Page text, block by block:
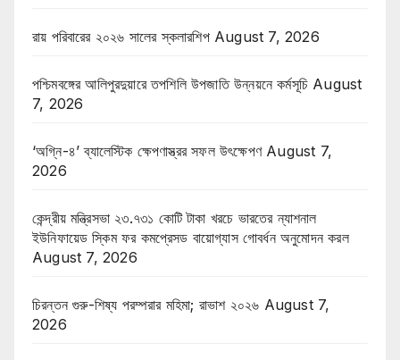
রায় পরিবারের ২০২৬ সালের স্কলারশিপ August 7, 2026
পশ্চিমবঙ্গের আলিপুরদুয়ারে তপশিলি উপজাতি উন্নয়নে কর্মসূচি August
7, 2026
‘অগ্নি-৪’ ব্যালেস্টিক ক্ষেপণাস্ত্রর সফল উৎক্ষেপণ August 7,
2026
কেন্দ্রীয় মন্ত্রিসভা ২৩.৭৩১ কোটি টাকা খরচে ভারতের ন্যাশনাল
ইউনিফায়েড স্কিম ফর কমপ্রেসড বায়োগ্যাস গোবর্ধন অনুমোদন করল
August 7, 2026
চিরন্তন গুরু-শিষ্য পরম্পরার মহিমা; রাভাশ ২০২৬ August 7,
2026